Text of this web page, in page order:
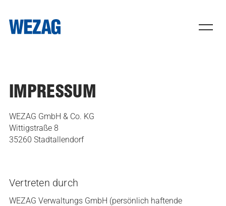
IMPRESSUM
WEZAG GmbH & Co. KG
Wittigstraße 8
35260 Stadtallendorf
Vertreten durch
WEZAG Verwaltungs GmbH (persönlich haftende